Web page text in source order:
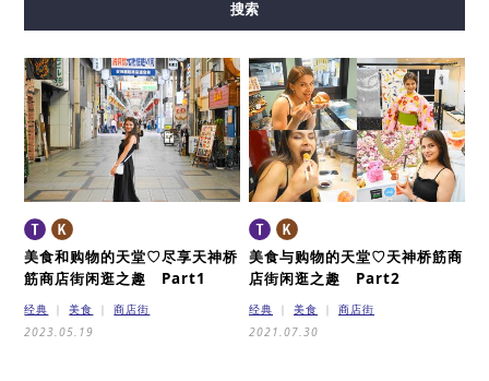
搜索
美食和购物的天堂♡尽享天神桥
筋商店街闲逛之趣 Part1
经典 美食
商店街
2023.05.19
美食与购物的天堂♡天神桥筋商
店街闲逛之趣 Part2
经典 美食
商店街
2021.07.30